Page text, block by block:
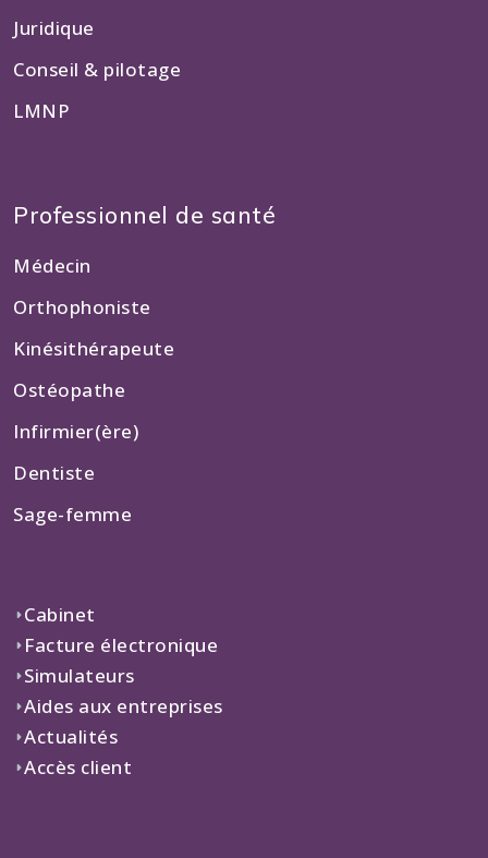
Juridique
Conseil & pilotage
LMNP
Professionnel de santé
Médecin
Orthophoniste
Kinésithérapeute
Ostéopathe
Infirmier(ère)
Dentiste
Sage-femme
Cabinet
Facture électronique
Simulateurs
Aides aux entreprises
Actualités
Accès client